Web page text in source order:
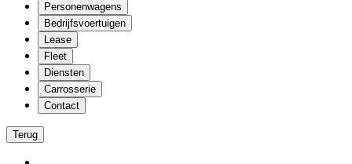
Personenwagens
Bedrijfsvoertuigen
Lease
Fleet
Diensten
Carrosserie
Contact
Terug